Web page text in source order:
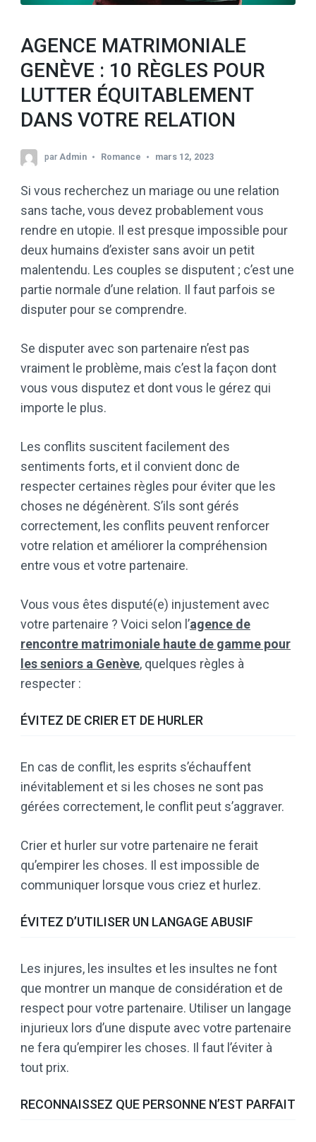
AGENCE MATRIMONIALE
GENÈVE : 10 RÈGLES POUR
LUTTER ÉQUITABLEMENT
DANS VOTRE RELATION
par Admin Romance mars 12, 2023
Si vous recherchez un mariage ou une relation
sans tache, vous devez probablement vous
rendre en utopie. Il est presque impossible pour
deux humains d’exister sans avoir un petit
malentendu. Les couples se disputent ; c’est une
partie normale d’une relation. Il faut parfois se
disputer pour se comprendre.
Se disputer avec son partenaire n’est pas
vraiment le problème, mais c’est la façon dont
vous vous disputez et dont vous le gérez qui
importe le plus.
Les conflits suscitent facilement des
sentiments forts, et il convient donc de
respecter certaines règles pour éviter que les
choses ne dégénèrent. S’ils sont gérés
correctement, les conflits peuvent renforcer
votre relation et améliorer la compréhension
entre vous et votre partenaire.
Vous vous êtes disputé(e) injustement avec
votre partenaire ? Voici selon l’agence de
rencontre matrimoniale haute de gamme pour
les seniors a Genève, quelques règles à
respecter :
ÉVITEZ DE CRIER ET DE HURLER
En cas de conflit, les esprits s’échauffent
inévitablement et si les choses ne sont pas
gérées correctement, le conflit peut s’aggraver.
Crier et hurler sur votre partenaire ne ferait
qu’empirer les choses. Il est impossible de
communiquer lorsque vous criez et hurlez.
ÉVITEZ D’UTILISER UN LANGAGE ABUSIF
Les injures, les insultes et les insultes ne font
que montrer un manque de considération et de
respect pour votre partenaire. Utiliser un langage
injurieux lors d’une dispute avec votre partenaire
ne fera qu’empirer les choses. Il faut l’éviter à
tout prix.
RECONNAISSEZ QUE PERSONNE N’EST PARFAIT